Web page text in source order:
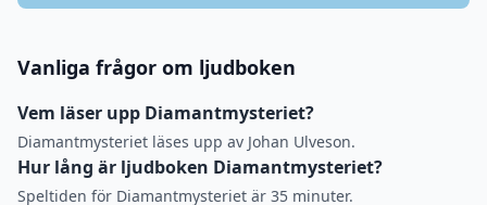
Vanliga frågor om ljudboken
Vem läser upp Diamantmysteriet?
Diamantmysteriet läses upp av Johan Ulveson.
Hur lång är ljudboken Diamantmysteriet?
Speltiden för Diamantmysteriet är 35 minuter.